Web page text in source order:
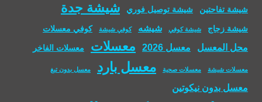
شيشة تفاحتين شيشة توصيل فوري شيشة جدة
شيشة زجاج شيشة كوفي شيشه كوفي شيشة كوفي معسلات
محل المعسل معسل 2026 معسلات معسلات الفاخر
معسلات شيشة معسلات صحية معسل بارد معسل بدون تبغ
معسل بدون نيكوتين